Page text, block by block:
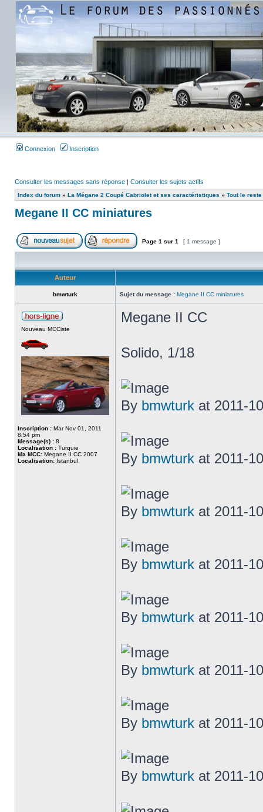
Connexion Inscription
Consulter les messages sans réponse | Consulter les sujets actifs
Index du forum » La Mégane 2 Coupé Cabriolet et ses caractéristiques » Tout le reste
Megane II CC miniatures
Page 1 sur 1 [ 1 message ]
Auteur
bmwturk Sujet du message : Megane II CC miniatures
Nouveau MCCiste
Inscription : Mar Nov 01, 2011
8:54 pm
Message(s) : 8
Localisation : Turquie
Ma MCC: Megane II CC 2007
Localisation: Istanbul
Megane II CC
Solido, 1/18
By bmwturk at 2011-
By bmwturk at 2011-
By bmwturk at 2011-
By bmwturk at 2011-
By bmwturk at 2011-
By bmwturk at 2011-
By bmwturk at 2011-
By bmwturk at 2011-